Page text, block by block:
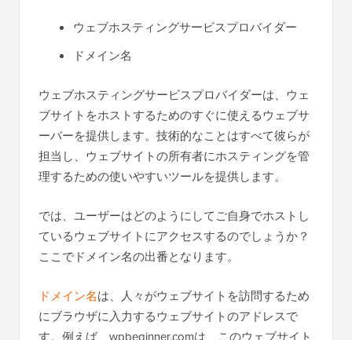
ウェブホスティングサービスプロバイダー
ドメイン名
ウェブホスティングサービスプロバイダーは、ウェ
ブサイトをホストするためのすぐに使えるウェブサ
ーバーを提供します。技術的なことはすべて彼らが
担当し、ウェブサイトの所有者にホスティングを管
理するための使いやすいツールを提供します。
では、ユーザーはどのようにしてご自身でホストし
ているウェブサイトにアクセスするのでしょうか？
ここでドメイン名の出番となります。
ドメイン名は、人々がウェブサイトを訪問するため
にブラウザに入力するウェブサイトのアドレスで